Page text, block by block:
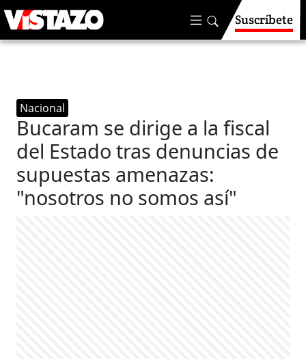
Suscríbete
Nacional
Bucaram se dirige a la fiscal
del Estado tras denuncias de
supuestas amenazas:
"nosotros no somos así"